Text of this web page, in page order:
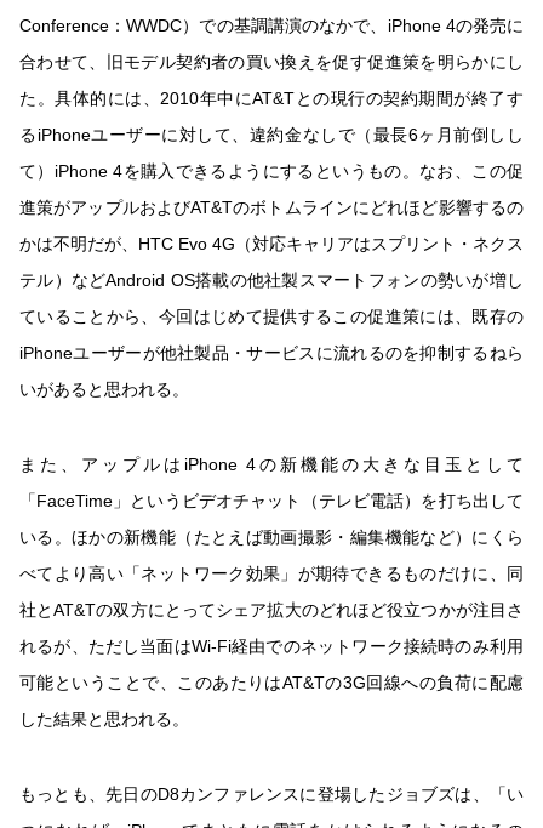
Conference：WWDC）での基調講演のなかで、iPhone 4の発売に
合わせて、旧モデル契約者の買い換えを促す促進策を明らかにし
た。具体的には、2010年中にAT&Tとの現行の契約期間が終了す
るiPhoneユーザーに対して、違約金なしで（最長6ヶ月前倒しし
て）iPhone 4を購入できるようにするというもの。なお、この促
進策がアップルおよびAT&Tのボトムラインにどれほど影響するの
かは不明だが、HTC Evo 4G（対応キャリアはスプリント・ネクス
テル）などAndroid OS搭載の他社製スマートフォンの勢いが増し
ていることから、今回はじめて提供するこの促進策には、既存の
iPhoneユーザーが他社製品・サービスに流れるのを抑制するねら
いがあると思われる。
また、アップルはiPhone 4の新機能の大きな目玉として
「FaceTime」というビデオチャット（テレビ電話）を打ち出して
いる。ほかの新機能（たとえば動画撮影・編集機能など）にくら
べてより高い「ネットワーク効果」が期待できるものだけに、同
社とAT&Tの双方にとってシェア拡大のどれほど役立つかが注目さ
れるが、ただし当面はWi-Fi経由でのネットワーク接続時のみ利用
可能ということで、このあたりはAT&Tの3G回線への負荷に配慮
した結果と思われる。
もっとも、先日のD8カンファレンスに登場したジョブズは、「い